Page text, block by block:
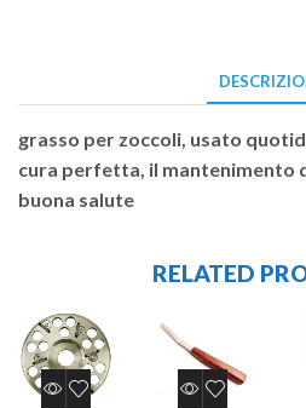
grasso per zoccoli, usato
cura perfetta, il mantenimento
buona salute
RELATED